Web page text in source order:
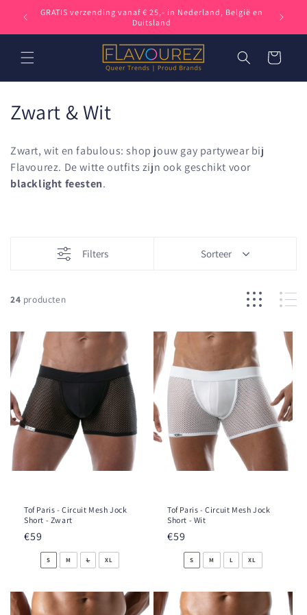
naar de
België en In
Winkelwagen
C
l
l
i
e
:
Zwart & Wit
Zwart, wit en fabulous: shop jouw gay partywear bij
Flavourez. De witte outfits zijn ook geschikt voor
blacklight feesten.
Filters Sorteer
24 producten
Tof Paris - Circuit Mesh Jock
Short - Zwart
Normale
prijs
€59
S M L XL
Tof Paris - Circuit Mesh Jock
Short - Wit
Normale
prijs
€59
S M L XL